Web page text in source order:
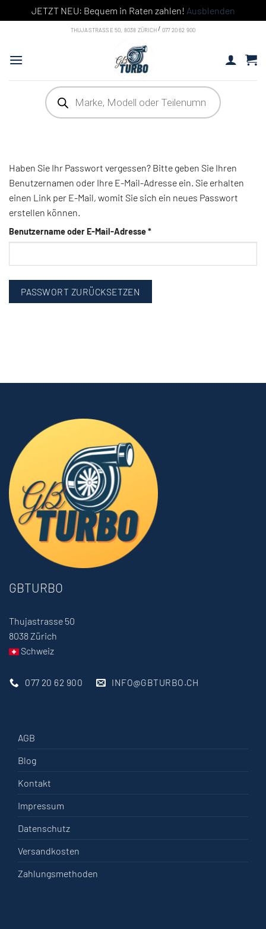
JETZT NEU: Bequem in Raten zahlen! Ausblenden
content
THUJASTRASSE 50, 8038 ZÜRICH/ 077 20 62 900
Products
search
Haben Sie Ihr Passwort vergessen? Bitte geben Sie Ihren
Benutzernamen oder Ihre E-Mail-Adresse ein. Sie erhalten
einen Link per E-Mail, womit Sie sich ein neues Passwort
erstellen können.
Benutzername oder E-Mail-Adresse*Erforderlich
PASSWORT ZURÜCKSETZEN
GBTURBO
Thujastrasse 50
8038 Zürich
Schweiz
077 20 62 900 INFO@GBTURBO.CH
AGB
Blog
Kontakt
Impressum
Datenschutz
Versandkosten
Zahlungsmethoden